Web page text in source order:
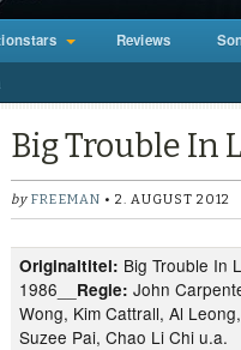
Reviews
Big Trouble In
by FREEMAN • 2. AUGUST 2012
Originaltitel: Big Trouble In
1986__ Regie: John
Wong, Kim Cattrall, Al
Suzee Pai, Chao Li Chi u.a.